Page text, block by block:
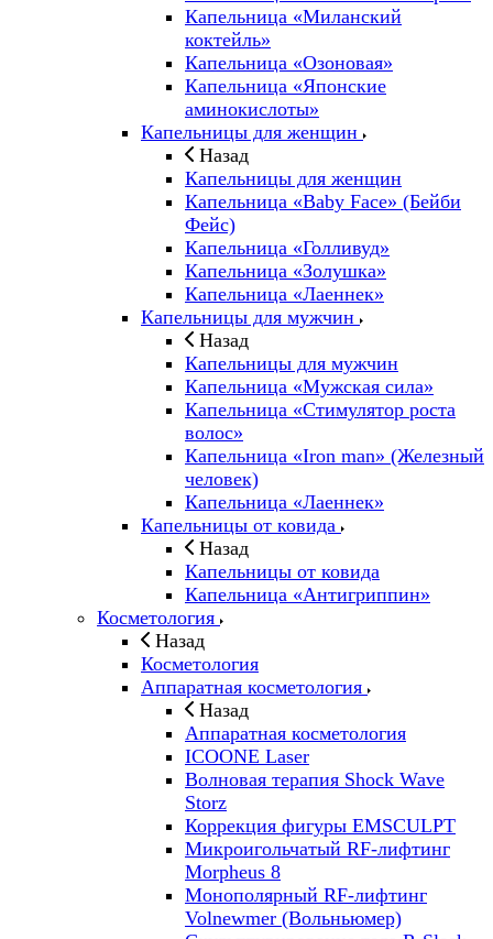
Капельница «Миланский
коктейль»
Капельница «Озоновая»
Капельница «Японские
аминокислоты»
Капельницы для женщин
Назад
Капельницы для женщин
Капельница «Baby Face» (Бейби
Фейс)
Капельница «Голливуд»
Капельница «Золушка»
Капельница «Лаеннек»
Капельницы для мужчин
Назад
Капельницы для мужчин
Капельница «Мужская сила»
Капельница «Стимулятор роста
волос»
Капельница «Iron man» (Железный
человек)
Капельница «Лаеннек»
Капельницы от ковида
Назад
Капельницы от ковида
Капельница «Антигриппин»
Косметология
Назад
Косметология
Аппаратная косметология
Назад
Аппаратная косметология
ICOONE Laser
Волновая терапия Shock Wave
Storz
Коррекция фигуры EMSCULPT
Микроигольчатый RF-лифтинг
Morpheus 8
Монополярный RF-лифтинг
Volnewmer (Вольньюмер)